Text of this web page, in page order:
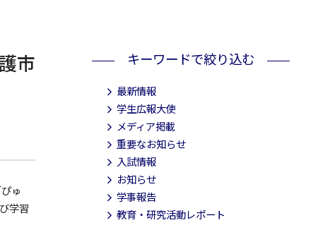
市
ゅ
学習
キーワードで絞り込む
最新情報
学生広報大使
メディア掲載
重要なお知らせ
入試情報
お知らせ
学事報告
教育・研究活動レポート